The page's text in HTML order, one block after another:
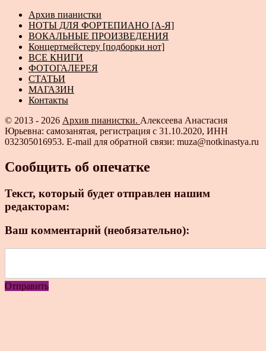
Архив пианистки
НОТЫ ДЛЯ ФОРТЕПИАНО [А-Я]
ВОКАЛЬНЫЕ ПРОИЗВЕДЕНИЯ
Концертмейстеру [подборки нот]
ВСЕ КНИГИ
ФОТОГАЛЕРЕЯ
СТАТЬИ
МАГАЗИН
Контакты
© 2013 - 2026 Архив пианистки. Алексеева Анастасия
Юрьевна: самозанятая, регистрация с 31.10.2020, ИНН
032305016953. E-mail для обратной связи: muza@notkinastya.ru
Сообщить об опечатке
Текст, который будет отправлен нашим
редакторам:
Ваш комментарий (необязательно):
Отправить